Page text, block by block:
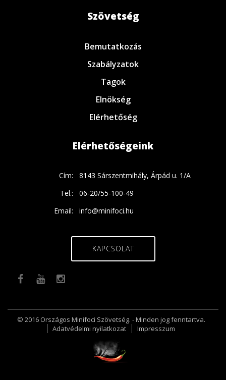
Szövetség
Bemutatkozás
Szabályzatok
Tagok
Elnökség
Elérhetőség
Elérhetőségeink
Cím:
8143 Sárszentmihály, Árpád u. 1/A
Tel.:
06-20/55-100-49
Email:
info@minifoci.hu
KAPCSOLAT
© 2016 Országos Minifoci Szövetség. - Minden jog fenntartva.
Adatvédelmi nyilatkozat
Impresszum